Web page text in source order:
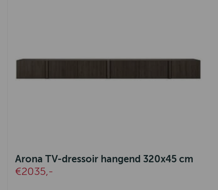
Arona TV-dressoir hangend 320x45 cm
€2035,-